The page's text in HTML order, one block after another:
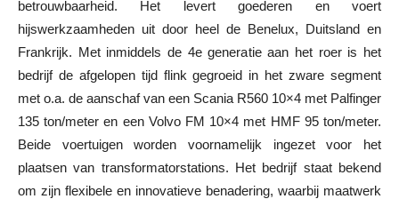
betrouwbaarheid. Het levert goederen en voert
hijswerkzaamheden uit door heel de Benelux, Duitsland en
Frankrijk. Met inmiddels de 4e generatie aan het roer is het
bedrijf de afgelopen tijd flink gegroeid in het zware segment
met o.a. de aanschaf van een Scania R560 10×4 met Palfinger
135 ton/meter en een Volvo FM 10×4 met HMF 95 ton/meter.
Beide voertuigen worden voornamelijk ingezet voor het
plaatsen van transformatorstations. Het bedrijf staat bekend
om zijn flexibele en innovatieve benadering, waarbij maatwerk